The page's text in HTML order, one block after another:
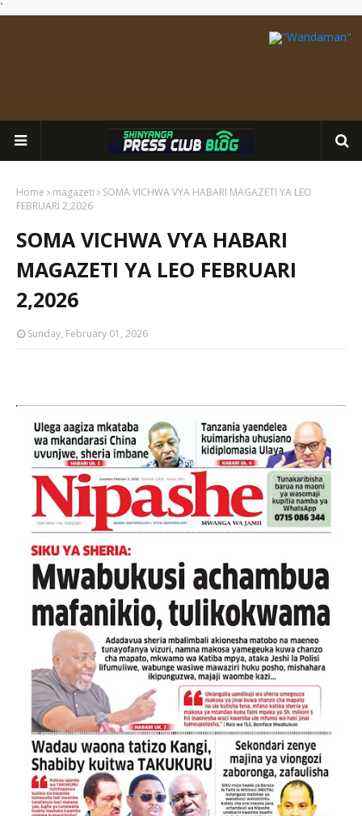
`
Home magazeti
SOMA VICHWA VYA HABARI MAGAZETI YA LEO
FEBRUARI 2,2026
SOMA VICHWA VYA HABARI
MAGAZETI YA LEO FEBRUARI
2,2026
Sunday, February 01, 2026